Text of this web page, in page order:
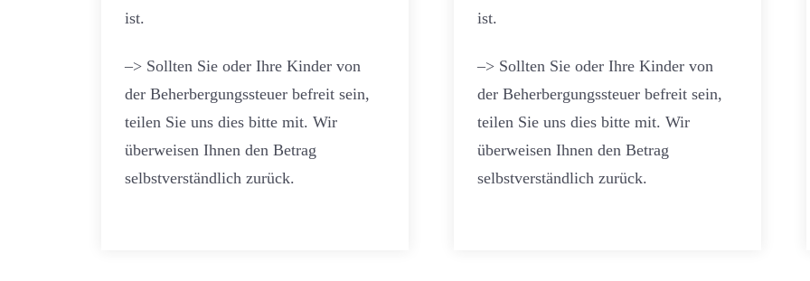
ist.
–> Sollten Sie oder Ihre Kinder von
der Beherbergungssteuer befreit sein,
teilen Sie uns dies bitte mit. Wir
überweisen Ihnen den Betrag
selbstverständlich zurück.
ist.
–> Sollten Sie oder Ihre Kinder von
der Beherbergungssteuer befreit sein,
teilen Sie uns dies bitte mit. Wir
überweisen Ihnen den Betrag
selbstverständlich zurück.